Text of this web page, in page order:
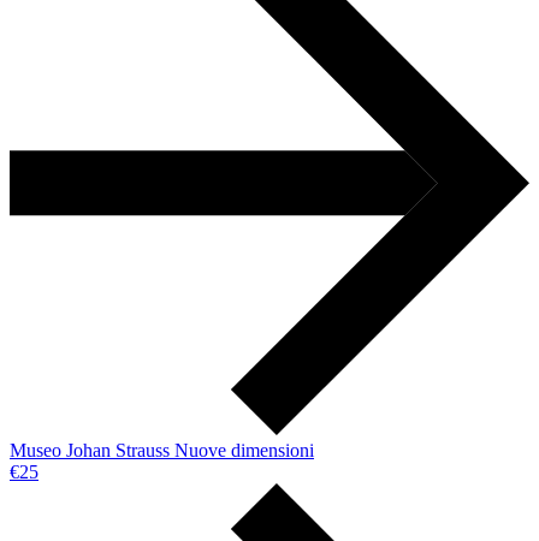
Museo Johan Strauss Nuove dimensioni
€25